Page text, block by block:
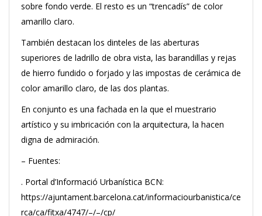
sobre fondo verde. El resto es un “trencadís” de color
amarillo claro.
También destacan los dinteles de las aberturas
superiores de ladrillo de obra vista, las barandillas y rejas
de hierro fundido o forjado y las impostas de cerámica de
color amarillo claro, de las dos plantas.
En conjunto es una fachada en la que el muestrario
artístico y su imbricación con la arquitectura, la hacen
digna de admiración.
– Fuentes:
. Portal d’Informació Urbanística BCN:
https://ajuntament.barcelona.cat/informaciourbanistica/ce
rca/ca/fitxa/4747/–/–/cp/